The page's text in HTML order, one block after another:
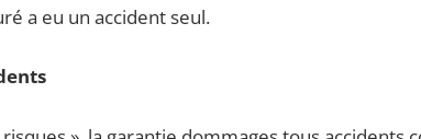
a eu un accident seul.